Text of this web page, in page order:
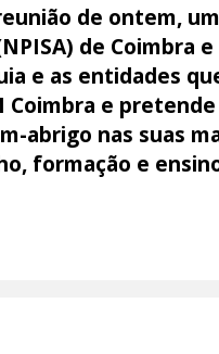
de ontem,
de Coimbra
e as entidades
Coimbra e
abrigo nas suas
formação e